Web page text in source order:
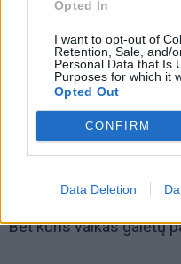
Opted In
I want to opt-out of
Retention, Sale, and/
Personal Data that Is
Purposes for which it
Opted Out
CONFIRM
Data Deletion
įvairių mygtukų,
sujudės: ar beždžionė
aligatorius kaukštels
Per 30 milijonų
pasaulį.
Yra galimybė ir po
suaugusių parko
Bet kuris vaikas galėtų